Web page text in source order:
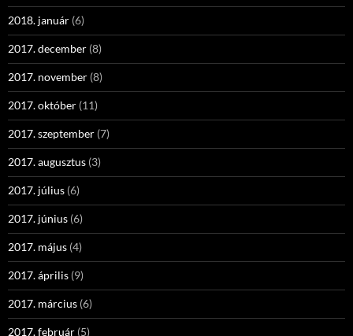
2018. január (6)
2017. december (8)
2017. november (8)
2017. október (11)
2017. szeptember (7)
2017. augusztus (3)
2017. július (6)
2017. június (6)
2017. május (4)
2017. április (9)
2017. március (6)
2017. február (5)